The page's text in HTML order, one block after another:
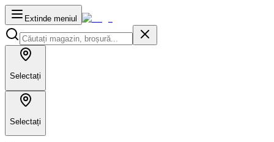
Extinde meniul
Selectați
Selectați